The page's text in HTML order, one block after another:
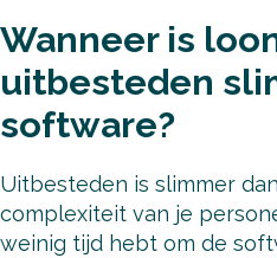
Wanneer is
uitbesteden
software?
Uitbesteden is slimmer
complexiteit van je
weinig tijd hebt om de